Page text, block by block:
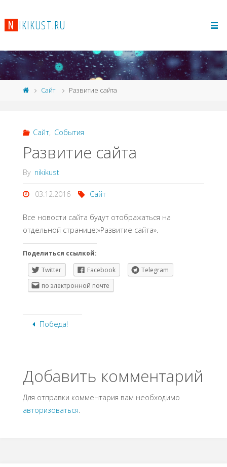
N IKIKUST.RU
Сайт Развитие сайта
Сайт, События
Развитие сайта
By nikikust
03.12.2016 Сайт
Все новости сайта будут отображаться на
отдельной странице:»Развитие сайта».
Поделиться ссылкой:
Twitter
Facebook
Telegram
по электронной почте
Победа!
Добавить комментарий
Для отправки комментария вам необходимо
авторизоваться.